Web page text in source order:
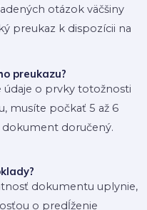
otázok väčšiny
preukaz k dispozícii na
preukazu?
o prvky totožnosti
musíte počkať 5 až 6
doručený.
dokumentu uplynie,
o predĺženie